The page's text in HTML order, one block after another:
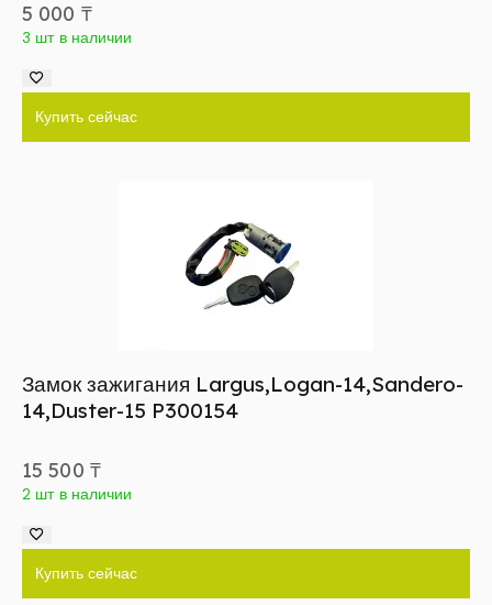
5 000 ₸
3 шт в наличии
Купить сейчас
Замок зажигания Largus,Logan-14,Sandero-
14,Duster-15 P300154
15 500 ₸
2 шт в наличии
Купить сейчас